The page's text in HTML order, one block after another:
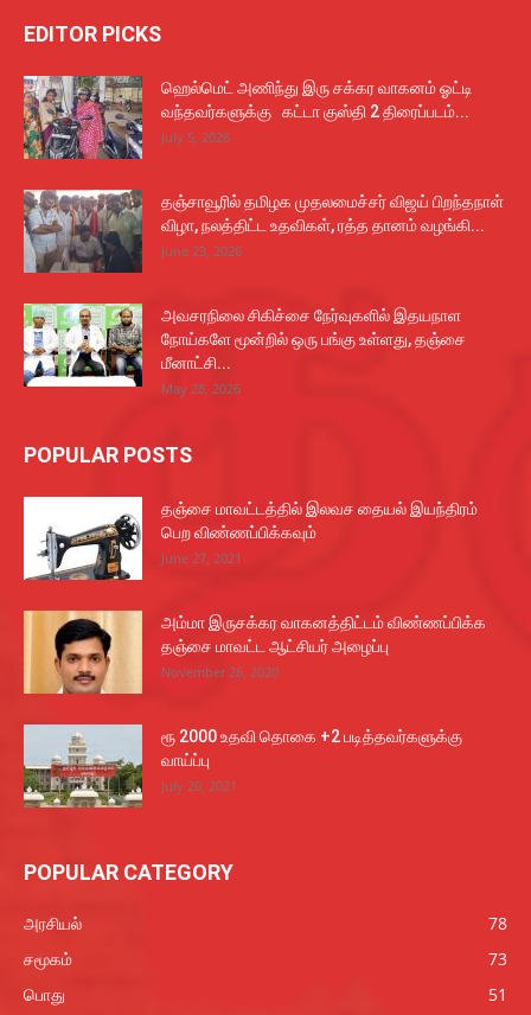
EDITOR PICKS
ஹெல்மெட் அணிந்து இரு சக்கர வாகனம் ஓட்டி
வந்தவர்களுக்கு கட்டா குஸ்தி 2 திரைப்படம்...
July 5, 2026
தஞ்சாவூரில் தமிழக முதலமைச்சர் விஜய் பிறந்தநாள்
விழா, நலத்திட்ட உதவிகள், ரத்த தானம் வழங்கி...
June 23, 2026
அவசரநிலை சிகிச்சை நேர்வுகளில் இதயநாள
நோய்களே மூன்றில் ஒரு பங்கு உள்ளது, தஞ்சை
மீனாட்சி...
May 28, 2026
POPULAR POSTS
தஞ்சை மாவட்டத்தில் இலவச தையல் இயந்திரம்
பெற விண்ணப்பிக்கவும்
June 27, 2021
அம்மா இருசக்கர வாகனத்திட்டம் விண்ணப்பிக்க
தஞ்சை மாவட்ட ஆட்சியர் அழைப்பு
November 26, 2020
ரூ 2000 உதவி தொகை +2 படித்தவர்களுக்கு
வாய்ப்பு
July 20, 2021
POPULAR CATEGORY
அரசியல்
78
சமூகம்
73
பொது
51